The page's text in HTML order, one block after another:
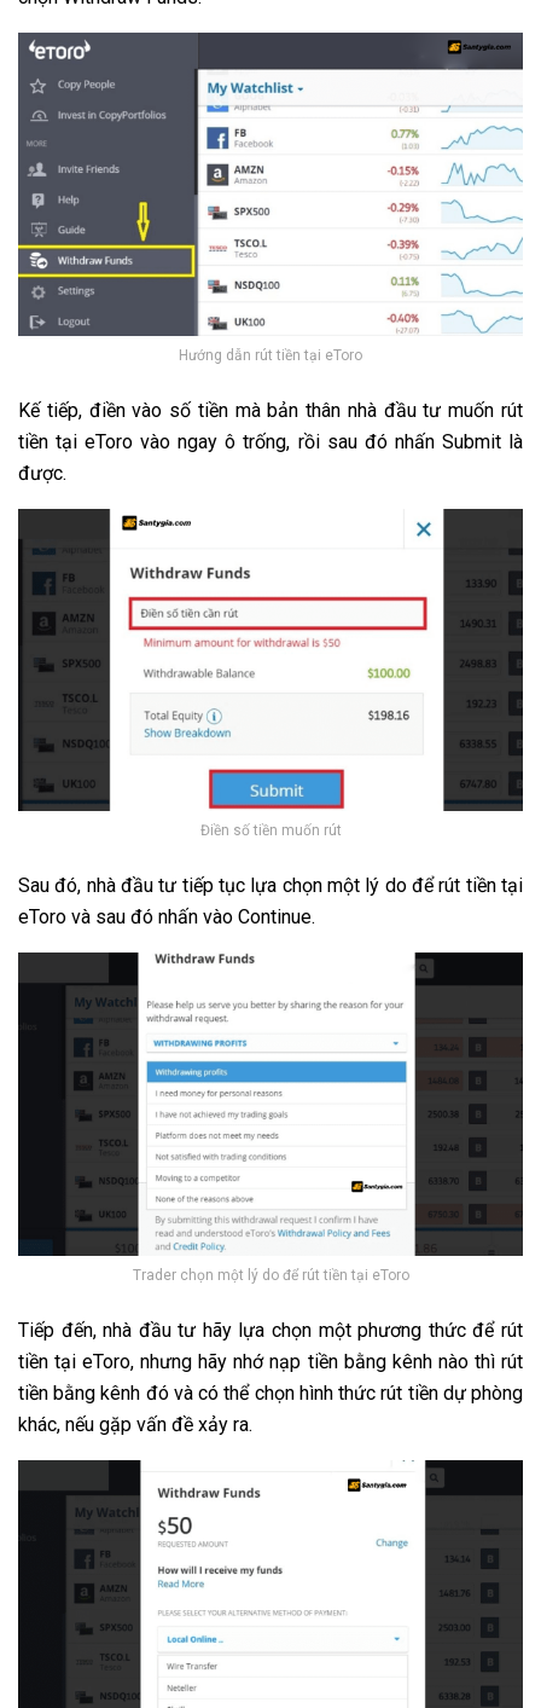
Hướng dẫn rút tiền tại eToro
Kế tiếp, điền vào số tiền mà bản thân nhà đầu tư muốn rút
tiền tại eToro vào ngay ô trống, rồi sau đó nhấn Submit là
được.
Điền số tiền muốn rút
Sau đó, nhà đầu tư tiếp tục lựa chọn một lý do để rút tiền tại
eToro và sau đó nhấn vào Continue.
Trader chọn một lý do để rút tiền tại eToro
Tiếp đến, nhà đầu tư hãy lựa chọn một phương thức để rút
tiền tại eToro, nhưng hãy nhớ nạp tiền bằng kênh nào thì rút
tiền bằng kênh đó và có thể chọn hình thức rút tiền dự phòng
khác, nếu gặp vấn đề xảy ra.